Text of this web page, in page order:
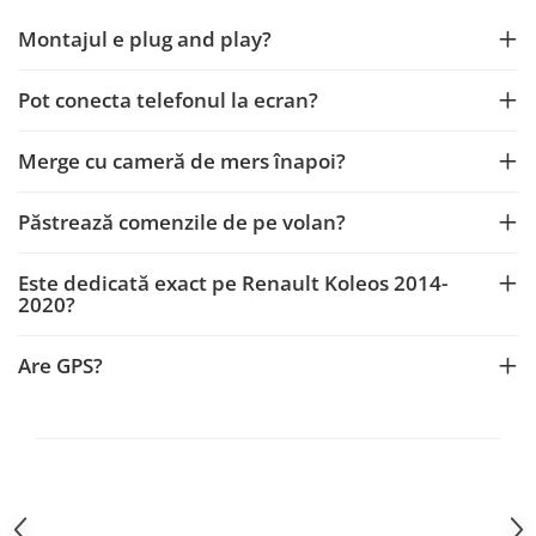
Mitsubishi
Land Rover
Mazda
Isuzu
Chrysler
Rame adaptoare Mazda
Rame adaptoare Kia
Rame adaptoare Alfa Romeo
Rame adaptoare Hyundai
Rame adaptoare Chevrolet
Montajul e plug and play?
Pot conecta telefonul la ecran?
Merge cu cameră de mers înapoi?
Păstrează comenzile de pe volan?
Este dedicată exact pe Renault Koleos 2014-
2020?
Are GPS?